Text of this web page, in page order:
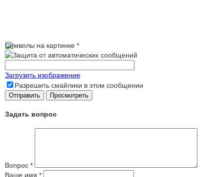
Символы на картинке *
Загрузить изображение
Разрешить смайлики в этом сообщении
Задать вопрос
Вопрос *
Ваше имя *